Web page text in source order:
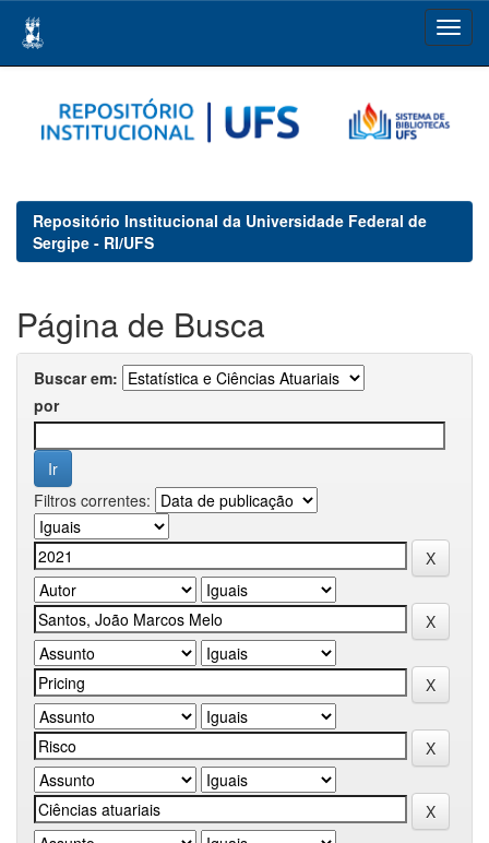
navigation
Repositório Institucional da Universidade Federal de
Sergipe - RI/UFS
Página de Busca
Buscar em:
por
Filtros correntes: